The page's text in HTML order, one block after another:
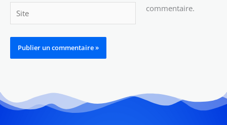
Site
commentaire.